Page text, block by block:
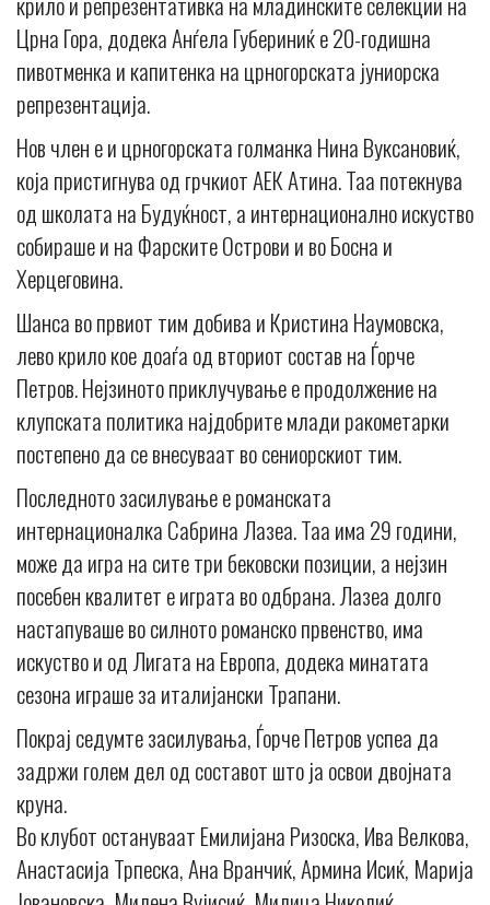
Црна Гора, додека Анѓела Губериниќ е 20-годишна
пивотменка и капитенка на црногорската јуниорска
репрезентација.
Нов член е и црногорската голманка Нина Вуксановиќ,
која пристигнува од грчкиот АЕК Атина. Таа потекнува
од школата на Будуќност, а интернационално искуство
собираше и на Фарските Острови и во Босна и
Херцеговина.
Шанса во првиот тим добива и Кристина Наумовска,
лево крило кое доаѓа од вториот состав на Ѓорче
Петров. Нејзиното приклучување е продолжение на
клупската политика најдобрите млади ракометарки
постепено да се внесуваат во сениорскиот тим.
Последното засилување е романската
интернационалка Сабрина Лазеа. Таа има 29 години,
може да игра на сите три бековски позиции, а нејзин
посебен квалитет е играта во одбрана. Лазеа долго
настапуваше во силното романско првенство, има
искуство и од Лигата на Европа, додека минатата
сезона играше за италијански Трапани.
Покрај седумте засилувања, Ѓорче Петров успеа да
задржи голем дел од составот што ја освои двојната
круна.
Во клубот остануваат Емилијана Ризоска, Ива Велкова,
Анастасија Трпеска, Ана Вранчиќ, Армина Исиќ, Марија